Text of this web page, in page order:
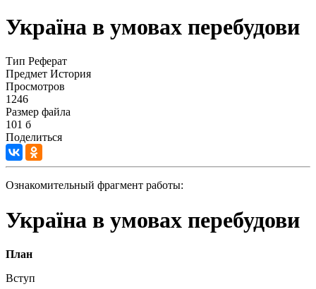
Україна в умовах перебудови
Тип Реферат
Предмет История
Просмотров
1246
Размер файла
101 б
Поделиться
Ознакомительный фрагмент работы:
Україна в умовах перебудови
План
Вступ